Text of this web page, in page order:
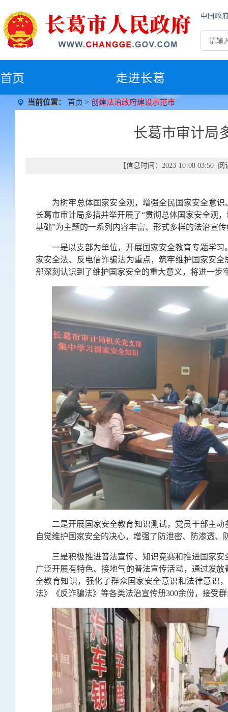
中国政
首页 走进长葛
当前位置： 首页 > 创建法治政府建设示范市
长葛市审计局
【信息时间：2023-10-08 03:50
为树牢总体国家安全观，增强全民国家安全意
长葛市审计局多措并举开展了“贯彻总体国家安全观
基础”为主题的一系列内容丰富、形式多样的法治宣
一是以支部为单位，开展国家安全教育专题学
家安全法、反电信诈骗法为重点，筑牢维护国家安
部深刻认识到了维护国家安全的重大意义，将进一
二是开展国家安全教育知识测试，党员干部主
自觉维护国家安全的决心，增强了防泄密、防渗透
三是积极推进普法宣传、知识竞赛和推进国家
广泛开展有特色、接地气的普法宣传活动，通过发
全教育知识，强化了群众国家安全意识和法律意识
法》《反诈骗法》等各类法治宣传册300余份，接受